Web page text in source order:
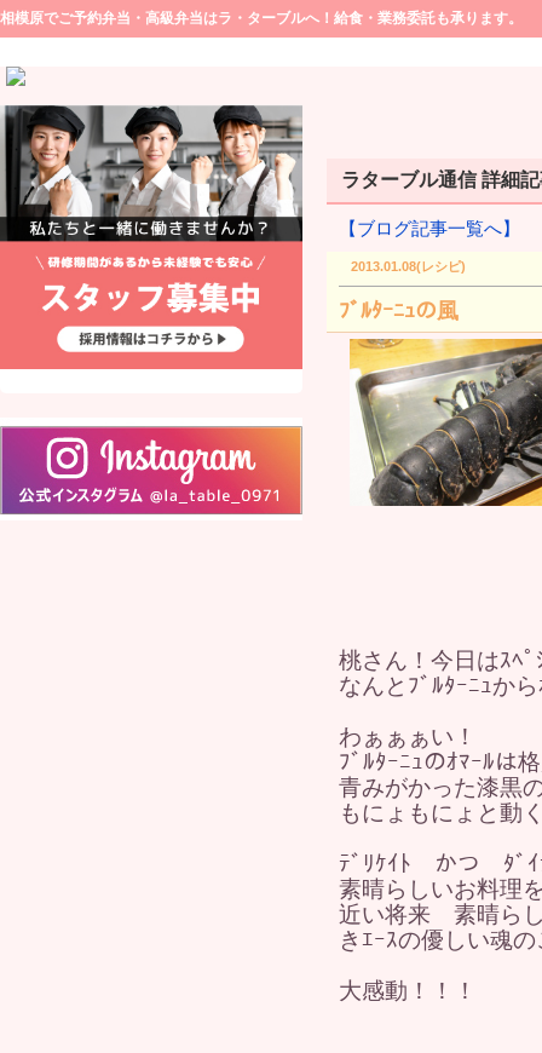
相模原でご予約弁当・高級弁当はラ・ターブルへ！給食・業務委託も承ります。
ラターブル通信 詳細
【ブログ記事一覧へ】
2013.01.08(レシピ)
ﾌﾞﾙﾀｰﾆｭの風
桃さん！今日はｽﾍ
なんとﾌﾞﾙﾀｰﾆｭか
わぁぁぁい！
ﾌﾞﾙﾀｰﾆｭのｵﾏｰﾙは
青みがかった漆黒
もにょもにょと動
ﾃﾞﾘｹｲﾄ かつ ﾀﾞｲ
素晴らしいお料理
近い将来 素晴ら
きｴｰｽの優しい魂
大感動！！！